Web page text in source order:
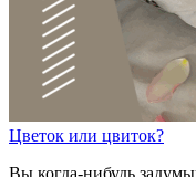
Цветок или цвиток?
Вы когда-нибудь